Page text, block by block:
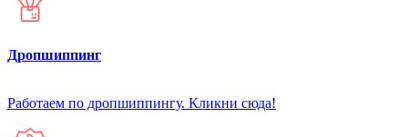
Дропшиппинг
Работаем по дропшиппингу. Кликни сюда!